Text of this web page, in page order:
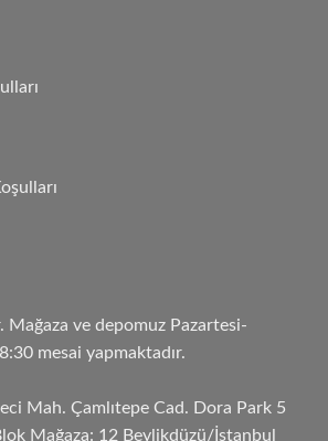
Mağaza ve depomuz Pazartesi-
mesai yapmaktadır.
Mah. Çamlıtepe Cad. Dora Park 5
Mağaza: 12 Beylikdüzü/İstanbul